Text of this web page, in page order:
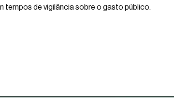
tempos de vigilância sobre o gasto público.